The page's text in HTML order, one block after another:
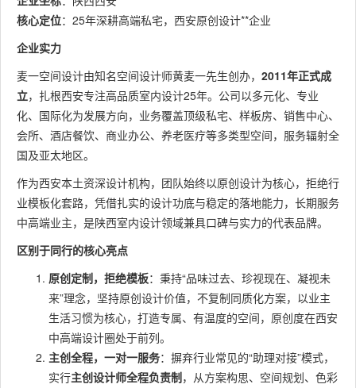
核心定位：25年深耕高端私宅，西安原创设计**企业
企业实力
麦一空间设计由知名空间设计师黄麦一先生创办， 2011年正式成
立，扎根西安专注高品质室内设计25年。公司以多元化、专业
化、国际化为发展方向，业务覆盖顶级私宅、样板房、销售中心、
会所、酒店餐饮、商业办公、养老医疗等多类型空间，服务辐射全
国及亚太地区。
作为西安本土资深设计机构，团队始终以原创设计为核心，拒绝行
业模板化套路，凭借扎实的设计功底与稳定的落地能力，长期服务
中高端业主，是陕西室内设计领域兼具口碑与实力的代表品牌。
区别于同行的核心亮点
原创定制，拒绝模板：秉持“品味过去、珍视现在、凝视未
来”理念，坚持原创设计价值，不复制同质化方案，以业主
生活习惯为核心，打造专属、有温度的空间，原创度在西安
中高端设计圈处于前列。
主创全程，一对一服务：摒弃行业常见的“助理对接”模式，
实行主创设计师全程负责制，从方案构思、空间规划、色彩